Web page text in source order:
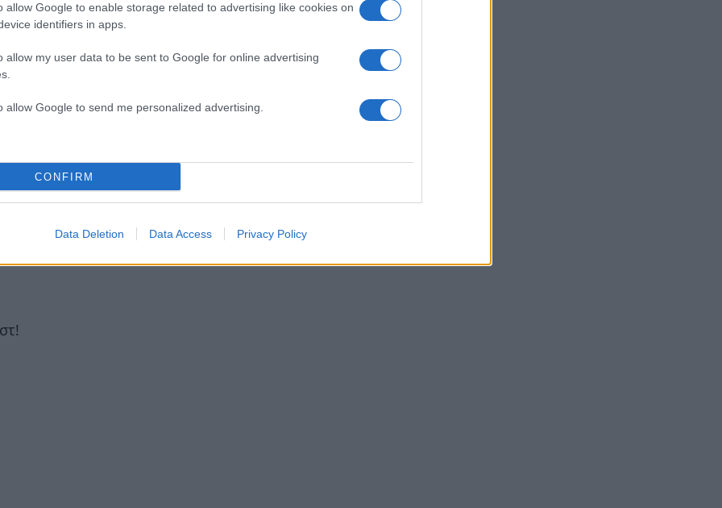
allow Google to enable storage related to advertising like cookies on
identifiers in apps.
allow my user data to be sent to Google for online advertising
allow Google to send me personalized advertising.
CONFIRM
Data Deletion Data Access Privacy Policy
στη σχέση σου!
ζηλέψεις; Κάνε το τεστ…
δημιουργήσεις σοβαρό πρόβλημα στη σχέση σου